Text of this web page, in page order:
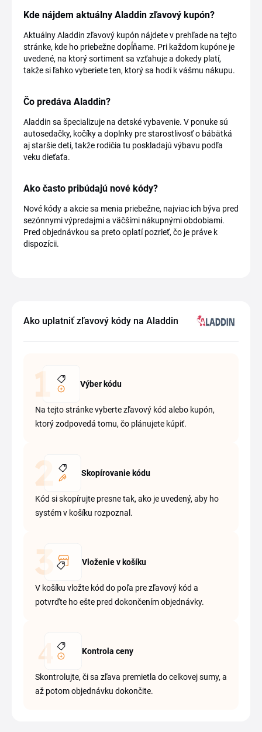
Kde nájdem aktuálny Aladdin zľavový kupón?
Aktuálny Aladdin zľavový kupón nájdete v prehľade na tejto
stránke, kde ho priebežne dopĺňame. Pri každom kupóne je
uvedené, na ktorý sortiment sa vzťahuje a dokedy platí,
takže si ľahko vyberiete ten, ktorý sa hodí k vášmu nákupu.
Čo predáva Aladdin?
Aladdin sa špecializuje na detské vybavenie. V ponuke sú
autosedačky, kočíky a doplnky pre starostlivosť o bábätká
aj staršie deti, takže rodičia tu poskladajú výbavu podľa
veku dieťaťa.
Ako často pribúdajú nové kódy?
Nové kódy a akcie sa menia priebežne, najviac ich býva pred
sezónnymi výpredajmi a väčšími nákupnými obdobiami.
Pred objednávkou sa preto oplatí pozrieť, čo je práve k
dispozícii.
Ako uplatniť zľavový kódy na Aladdin
Výber kódu
Na tejto stránke vyberte zľavový kód alebo kupón,
ktorý zodpovedá tomu, čo plánujete kúpiť.
Skopírovanie kódu
Kód si skopírujte presne tak, ako je uvedený, aby ho
systém v košíku rozpoznal.
Vloženie v košíku
V košíku vložte kód do poľa pre zľavový kód a
potvrďte ho ešte pred dokončením objednávky.
Kontrola ceny
Skontrolujte, či sa zľava premietla do celkovej sumy, a
až potom objednávku dokončite.